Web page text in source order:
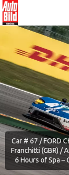
Car # 67 / FORD
Franchitti (GBR) /
6 Hours of Spa –